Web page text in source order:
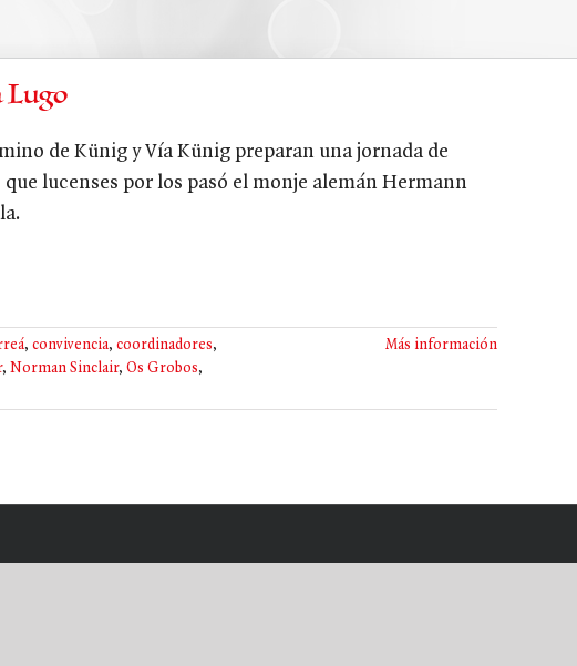
Lugo
de Künig y Vía Künig preparan una jornada de
lucenses por los pasó el monje alemán Hermann
, convivencia, coordinadores,
, Norman Sinclair, Os Grobos,
Más información